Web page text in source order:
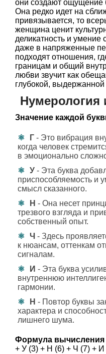
они создают ощущение
Она редко идет на
привязывается, то
женщина ценит
деликатность и умение
даже в напряженные
подходят отношения,
границам и общий
любви звучит как
глубокой, выдержанной
Нумерология
Значение каждой
Г - Это вибрация
когда человек
в эмоционально
У - Эта буква
приспособляемость и
смысл сказанного.
Н - Она несет
трезвого взгляда и
собственный опыт.
Ч - Здесь
к нюансам, оттенкам
сигналам.
И - Эта буква
внутреннюю
гармонии.
Н - Повтор буквы
характера и
лишнего шума.
Формула вычисления
+ У (3) + Н (6) + Ч (7) +